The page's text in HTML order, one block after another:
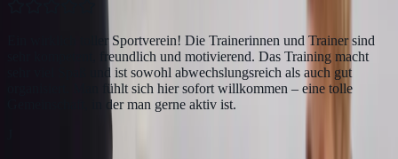
Ein wirklich toller Sportverein! Die Trainerinnen und Trainer sind
sehr kompetent, freundlich und motivierend. Das Training macht
sehr viel Spaß und ist sowohl abwechslungsreich als auch gut
organisiert. Man fühlt sich hier sofort willkommen – eine tolle
Gemeinschaft, in der man gerne aktiv ist.